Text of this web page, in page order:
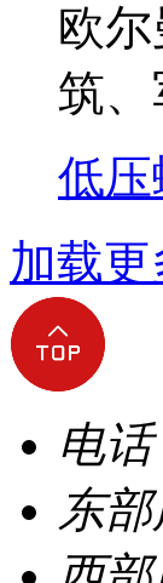
欧
筑
低
加载更
电话
东